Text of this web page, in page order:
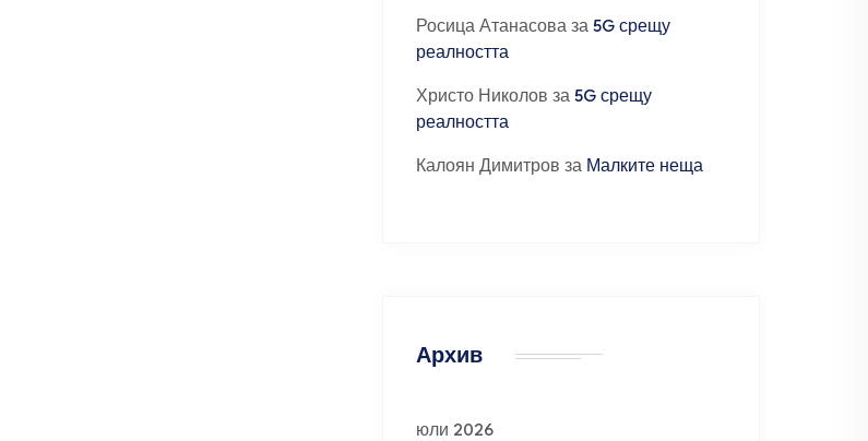
Росица Атанасова за 5G срещу
реалността
Христо Николов за 5G срещу
реалността
Калоян Димитров за Малките неща
Архив
юли 2026